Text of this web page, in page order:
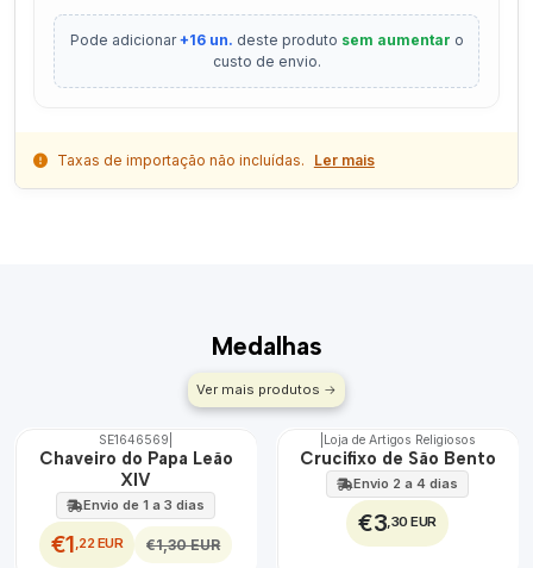
Pode adicionar+16 un. deste produto sem aumentar o
custo de envio.
Taxas de importação não incluídas. Ler mais
Medalhas
Ver mais produtos
DESCONTO
SE1646569
Chaveiro do Papa Leão
XIV
Envio de 1 a 3 dias
€1,22 EUR €1,30 EUR
Loja de Artigos Religiosos
Crucifixo de São Bento
Envio 2 a 4 dias
€3,30 EUR